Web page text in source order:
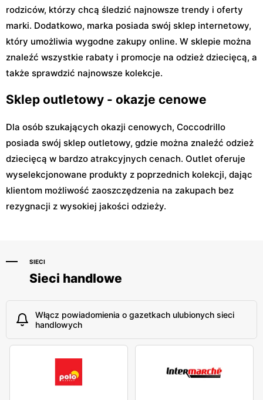
rodziców, którzy chcą śledzić najnowsze trendy i oferty
marki. Dodatkowo, marka posiada swój sklep internetowy,
który umożliwia wygodne zakupy online. W sklepie można
znaleźć wszystkie rabaty i promocje na odzież dziecięcą, a
także sprawdzić najnowsze kolekcje.
Sklep outletowy - okazje cenowe
Dla osób szukających okazji cenowych, Coccodrillo
posiada swój sklep outletowy, gdzie można znaleźć odzież
dziecięcą w bardzo atrakcyjnych cenach. Outlet oferuje
wyselekcjonowane produkty z poprzednich kolekcji, dając
klientom możliwość zaoszczędzenia na zakupach bez
rezygnacji z wysokiej jakości odzieży.
SIECI
Sieci handlowe
Włącz powiadomienia o gazetkach ulubionych sieci
handlowych